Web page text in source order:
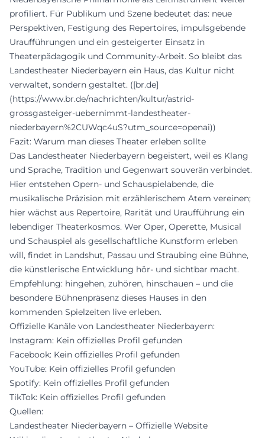
profiliert. Für Publikum und Szene bedeutet das: neue
Perspektiven, Festigung des Repertoires, impulsgebende
Uraufführungen und ein gesteigerter Einsatz in
Theaterpädagogik und Community-Arbeit. So bleibt das
Landestheater Niederbayern ein Haus, das Kultur nicht
verwaltet, sondern gestaltet. ([br.de]
(https://www.br.de/nachrichten/kultur/astrid-
grossgasteiger-uebernimmt-landestheater-
niederbayern%2CUWqc4uS?utm_source=openai))
Fazit: Warum man dieses Theater erleben sollte
Das Landestheater Niederbayern begeistert, weil es Klang
und Sprache, Tradition und Gegenwart souverän verbindet.
Hier entstehen Opern- und Schauspielabende, die
musikalische Präzision mit erzählerischem Atem vereinen;
hier wächst aus Repertoire, Rarität und Uraufführung ein
lebendiger Theaterkosmos. Wer Oper, Operette, Musical
und Schauspiel als gesellschaftliche Kunstform erleben
will, findet in Landshut, Passau und Straubing eine Bühne,
die künstlerische Entwicklung hör- und sichtbar macht.
Empfehlung: hingehen, zuhören, hinschauen – und die
besondere Bühnenpräsenz dieses Hauses in den
kommenden Spielzeiten live erleben.
Offizielle Kanäle von Landestheater Niederbayern:
Instagram: Kein offizielles Profil gefunden
Facebook: Kein offizielles Profil gefunden
YouTube: Kein offizielles Profil gefunden
Spotify: Kein offizielles Profil gefunden
TikTok: Kein offizielles Profil gefunden
Quellen:
Landestheater Niederbayern – Offizielle Website